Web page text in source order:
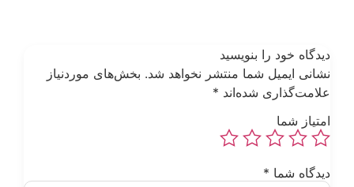
خود را بنویسید
ایمیل شما منتشر نخواهد شد. بخش‌های موردنیاز
شده‌اند*
شما
شما *